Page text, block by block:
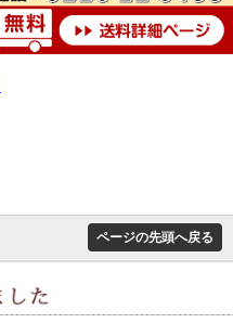
ページの先頭へ戻る